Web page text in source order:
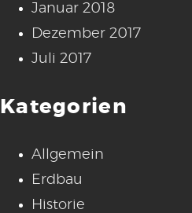
Januar 2018
Dezember 2017
Juli 2017
Kategorien
Allgemein
Erdbau
Historie